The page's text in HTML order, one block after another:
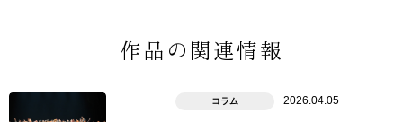
作品の関連情報
コラム 2026.04.05